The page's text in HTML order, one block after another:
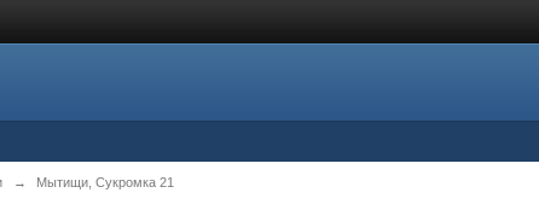
→ Мытищи, Сукромка 21